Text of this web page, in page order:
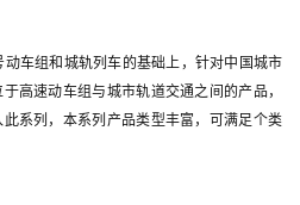
车组和城轨列车的基础上，针对中国城市
高速动车组与城市轨道交通之间的产品，
系列，本系列产品类型丰富，可满足个类